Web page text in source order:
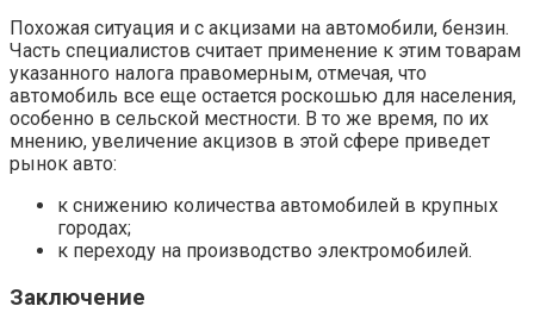
Похожая ситуация и с акцизами на автомобили, бензин.
Часть специалистов считает применение к этим товарам
указанного налога правомерным, отмечая, что
автомобиль все еще остается роскошью для населения,
особенно в сельской местности. В то же время, по их
мнению, увеличение акцизов в этой сфере приведет
рынок авто:
к снижению количества автомобилей в крупных
городах;
к переходу на производство электромобилей.
Заключение